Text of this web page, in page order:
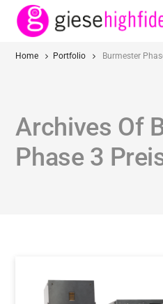
Home Portfolio Burmester
Archives Of
Phase 3